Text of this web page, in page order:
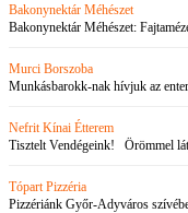
Bakonynektár Méhészet
Bakonynektár Méhészet:
Murci Borszoba
Munkásbarokk-nak hívjuk az
Nefrit Kínai Étterem
Tisztelt Vendégeink! Örömmel
Tópart Pizzéria
Pizzériánk Győr-Adyváros